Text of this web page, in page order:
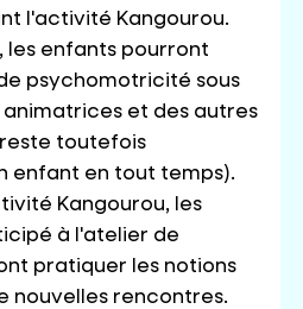
l'activité Kangourou.
les enfants pourront
psychomotricité sous
animatrices et des autres
toutefois
enfant en tout temps).
Kangourou, les
à l'atelier de
pratiquer les notions
nouvelles rencontres.